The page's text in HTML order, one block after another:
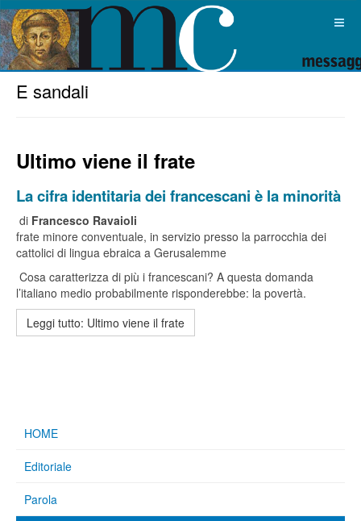
E sandali
Ultimo viene il frate
La cifra identitaria dei francescani è la minorità
di Francesco Ravaioli
frate minore conventuale, in servizio presso la parrocchia dei
cattolici di lingua ebraica a Gerusalemme
Cosa caratterizza di più i francescani? A questa domanda
l’italiano medio probabilmente risponderebbe: la povertà.
Leggi tutto: Ultimo viene il frate
HOME
Editoriale
Parola